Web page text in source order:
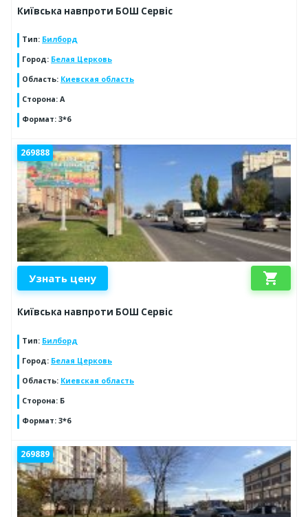
Київська навпроти БОШ Сервіс
Тип: Билборд
Город: Белая Церковь
Область: Киевская область
Сторона: А
Формат: 3*6
269888
Узнать цену shopping_cart
Київська навпроти БОШ Сервіс
Тип: Билборд
Город: Белая Церковь
Область: Киевская область
Сторона: Б
Формат: 3*6
269889